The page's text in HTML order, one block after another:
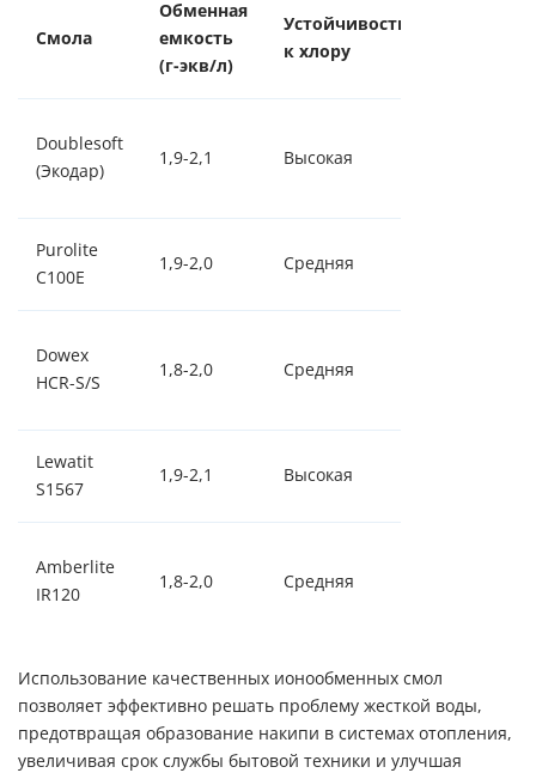
Смола
Обменная
емкость
(г-экв/л)
Устойчивость
к хлору
Doublesoft
(Экодар)
1,9-2,1 Высокая
Purolite
C100E
1,9-2,0 Средняя
Dowex
HCR-S/S
1,8-2,0 Средняя
Lewatit
S1567
1,9-2,1 Высокая
Amberlite
IR120
1,8-2,0 Средняя
Использование качественных ионообменных смол
позволяет эффективно решать проблему жесткой воды,
предотвращая образование накипи в системах отопления,
увеличивая срок службы бытовой техники и улучшая